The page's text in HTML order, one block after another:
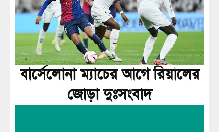
বার্সেলোনা ম্যাচের আগে রিয়ালের
জোড়া দুঃসংবাদ